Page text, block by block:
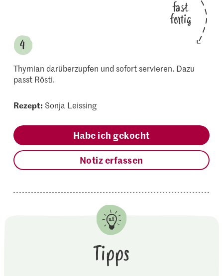
fast
fertig
Thymian darüberzupfen und sofort servieren. Dazu
passt Rösti.
Rezept: Sonja Leissing
Habe ich gekocht
Notiz erfassen
Tipps